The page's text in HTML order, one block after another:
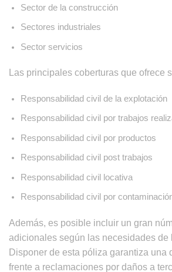
Sector de la construcción
Sectores industriales
Sector servicios
Las principales coberturas que ofrece
Responsabilidad civil de la explotación
Responsabilidad civil por trabajos
Responsabilidad civil por productos
Responsabilidad civil post trabajos
Responsabilidad civil locativa
Responsabilidad civil por
Además, es posible incluir un gran
adicionales según las necesidades de
Disponer de esta póliza garantiza una
frente a reclamaciones por daños a